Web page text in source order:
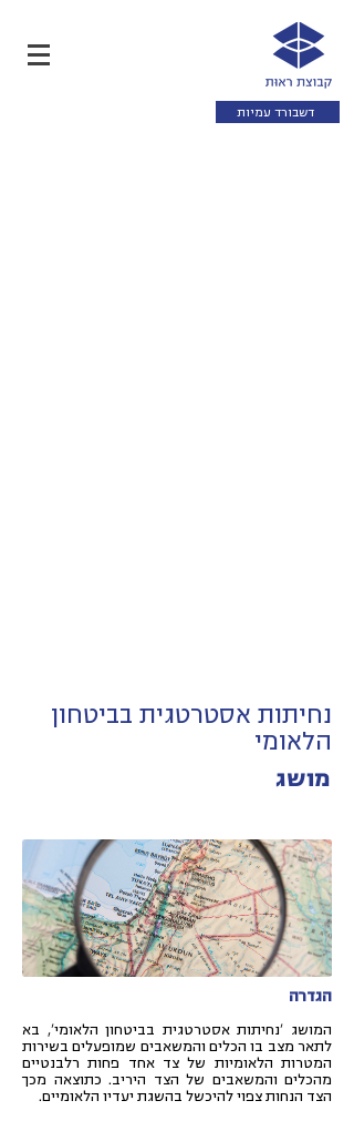
דשבורד עמיות
נחיתות אסטרטגית בביטחון
הלאומי
מושג
הגדרה
המושג 'נחיתות אסטרטגית בביטחון הלאומי', בא
לתאר מצב בו הכלים והמשאבים שמופעלים בשירות
המטרות הלאומיות של צד אחד פחות רלבנטיים
מהכלים והמשאבים של הצד היריב. כתוצאה מכך
הצד הנחות צפוי להיכשל בהשגת יעדיו הלאומיים.